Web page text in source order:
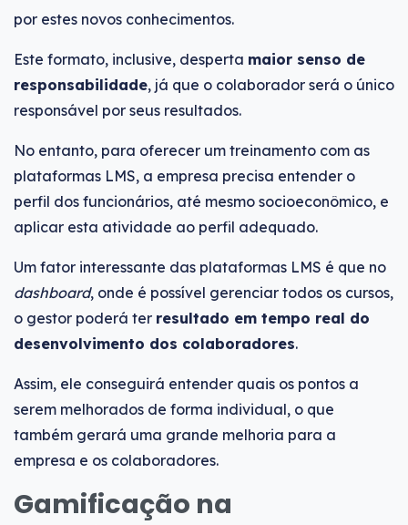
por estes novos conhecimentos.
Este formato, inclusive, desperta maior senso de
responsabilidade, já que o colaborador será o único
responsável por seus resultados.
No entanto, para oferecer um treinamento com as
plataformas LMS, a empresa precisa entender o
perfil dos funcionários, até mesmo socioeconômico, e
aplicar esta atividade ao perfil adequado.
Um fator interessante das plataformas LMS é que no
dashboard, onde é possível gerenciar todos os cursos,
o gestor poderá ter resultado em tempo real do
desenvolvimento dos colaboradores.
Assim, ele conseguirá entender quais os pontos a
serem melhorados de forma individual, o que
também gerará uma grande melhoria para a
empresa e os colaboradores.
Gamificação na